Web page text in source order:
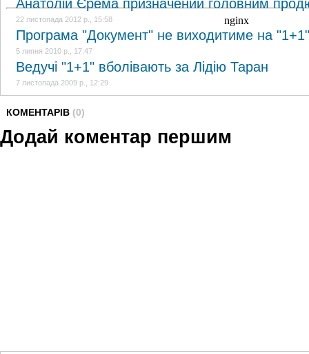
22 листопада 2012 р., 15:58
Програма "Документ" не виходитиме на
5 липня 2010 р., 17:47
Ведучі "1+1" вболівають за Лідію Таран
7 листопада 2009 р., 12:29
КОМЕНТАРІВ (0)
Додай коментар першим